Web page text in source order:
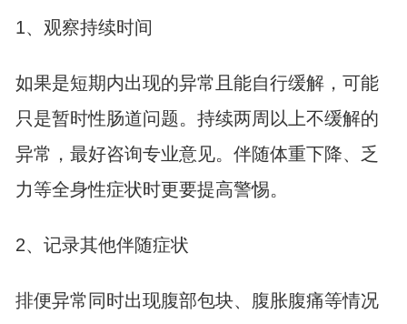
1、观察持续时间
如果是短期内出现的异常且能自行缓解，可能
只是暂时性肠道问题。持续两周以上不缓解的
异常，最好咨询专业意见。伴随体重下降、乏
力等全身性症状时更要提高警惕。
2、记录其他伴随症状
排便异常同时出现腹部包块、腹胀腹痛等情况